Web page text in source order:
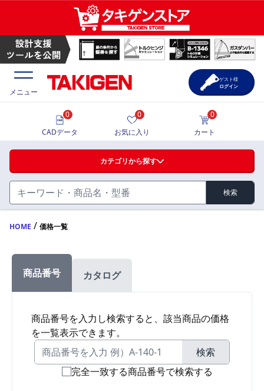
ハンドル・取手・つまみ・周辺機器
FA・A
FB・B
ファスナー・ラッチ錠・キャッチ・錠前装置・周
辺機器
電気錠・インターロック
L・LE
価格一覧
製品カタログ
サポート・お問合せ
メニュー
カテゴリから探す
検索
0
CADデータ
0
お気に入り
0
カート
ゲスト様
ログイン
HOME / 価格一覧
商品番号 カタログ
商品番号を入力し検索すると、該当商品の価格
を一覧表示できます。
検索
完全一致する商品番号で検索する